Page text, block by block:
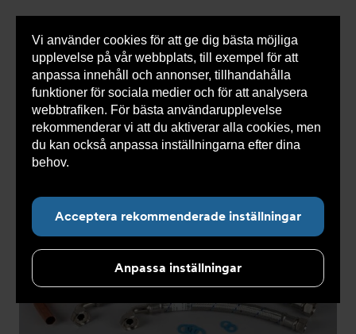
Vi använder cookies för att ge dig bästa möjliga
upplevelse på vår webbplats, till exempel för att
anpassa innehåll och annonser, tillhandahålla
funktioner för sociala medier och för att analysera
webbtrafiken. För bästa användarupplevelse
rekommenderar vi att du aktiverar alla cookies, men
du kan också anpassa inställningarna efter dina
behov.
Acceptera rekommenderade inställningar
Anpassa inställningar
0 varorSnabborder
Du
här:
Armatec > Produkter > Kyla >
Utgången produkt
Slangsats AT 5745- >
Slangsats 1C (I C 11 kW) AT
5745-W49999991C